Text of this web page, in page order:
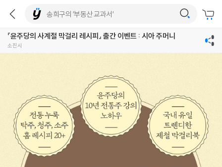
『윤주당의 사계절 막걸리 레시피』 출간 이벤트 : 시아 주머니
소진시